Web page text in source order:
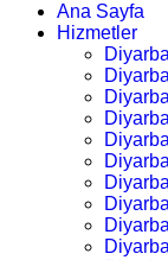
Ana Sayfa
Hizmetler